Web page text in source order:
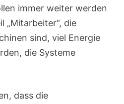
immer weiter werden
„Mitarbeiter“, die
sind, viel Energie
die Systeme
dass die